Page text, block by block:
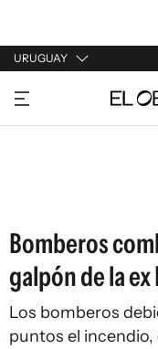
URUGUAY
URUGUAY
ARGENTINA
Bomberos
galpón de la ex
Los bomberos
puntos el